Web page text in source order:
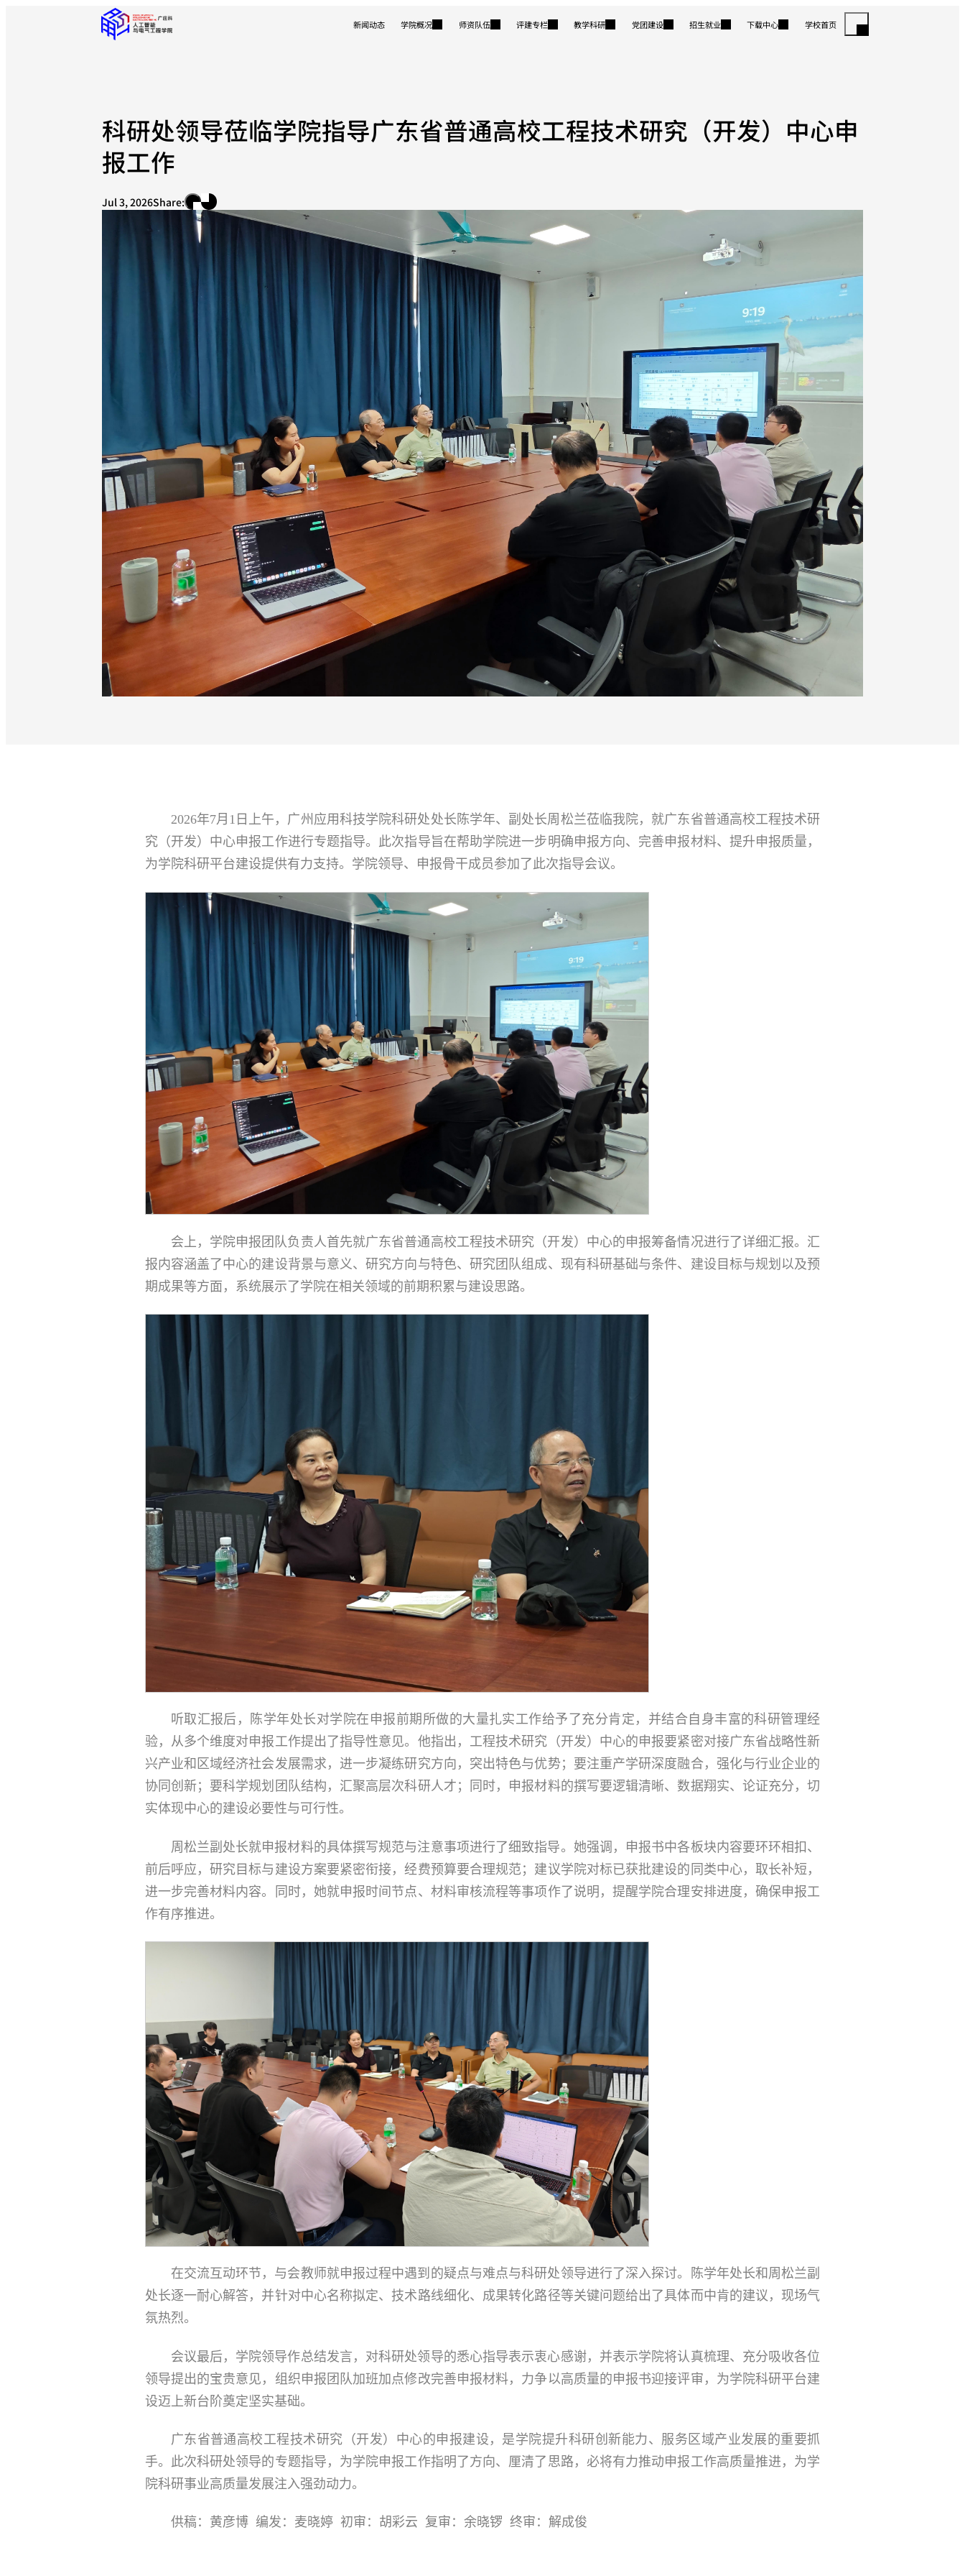
新闻动态 学院概况 师资队伍 评建专栏 教学科研 党团建设 招生就业 下载中心 学校首页
科研处领导莅临学院指导广东省普通高校工程技术研究（开发）中心申
报工作
Jul 3, 2026Share:
2026年7月1日上午，广州应用科技学院科研处处长陈学年、副处长周松兰莅临我院，就广东省普通高校工程技术研
究（开发）中心申报工作进行专题指导。此次指导旨在帮助学院进一步明确申报方向、完善申报材料、提升申报质量，
为学院科研平台建设提供有力支持。学院领导、申报骨干成员参加了此次指导会议。
会上，学院申报团队负责人首先就广东省普通高校工程技术研究（开发）中心的申报筹备情况进行了详细汇报。汇
报内容涵盖了中心的建设背景与意义、研究方向与特色、研究团队组成、现有科研基础与条件、建设目标与规划以及预
期成果等方面，系统展示了学院在相关领域的前期积累与建设思路。
听取汇报后，陈学年处长对学院在申报前期所做的大量扎实工作给予了充分肯定，并结合自身丰富的科研管理经
验，从多个维度对申报工作提出了指导性意见。他指出，工程技术研究（开发）中心的申报要紧密对接广东省战略性新
兴产业和区域经济社会发展需求，进一步凝练研究方向，突出特色与优势；要注重产学研深度融合，强化与行业企业的
协同创新；要科学规划团队结构，汇聚高层次科研人才；同时，申报材料的撰写要逻辑清晰、数据翔实、论证充分，切
实体现中心的建设必要性与可行性。
周松兰副处长就申报材料的具体撰写规范与注意事项进行了细致指导。她强调，申报书中各板块内容要环环相扣、
前后呼应，研究目标与建设方案要紧密衔接，经费预算要合理规范；建议学院对标已获批建设的同类中心，取长补短，
进一步完善材料内容。同时，她就申报时间节点、材料审核流程等事项作了说明，提醒学院合理安排进度，确保申报工
作有序推进。
在交流互动环节，与会教师就申报过程中遇到的疑点与难点与科研处领导进行了深入探讨。陈学年处长和周松兰副
处长逐一耐心解答，并针对中心名称拟定、技术路线细化、成果转化路径等关键问题给出了具体而中肯的建议，现场气
氛热烈。
会议最后，学院领导作总结发言，对科研处领导的悉心指导表示衷心感谢，并表示学院将认真梳理、充分吸收各位
领导提出的宝贵意见，组织申报团队加班加点修改完善申报材料，力争以高质量的申报书迎接评审，为学院科研平台建
设迈上新台阶奠定坚实基础。
广东省普通高校工程技术研究（开发）中心的申报建设，是学院提升科研创新能力、服务区域产业发展的重要抓
手。此次科研处领导的专题指导，为学院申报工作指明了方向、厘清了思路，必将有力推动申报工作高质量推进，为学
院科研事业高质量发展注入强劲动力。
供稿：黄彦博 编发：麦晓婷 初审：胡彩云 复审：余晓锣 终审：解成俊